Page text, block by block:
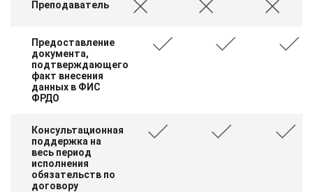
Преподаватель
Предоставление
документа,
подтверждающего
факт внесения
данных в ФИС
ФРДО
Консультационная
поддержка на
весь период
исполнения
обязательств по
договору